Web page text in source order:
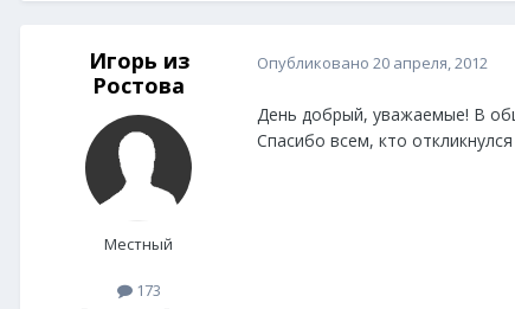
Игорь из
Ростова
Местный
173
Опубликовано 20 апреля, 2012
День добрый, уважаемые! В
Спасибо всем, кто